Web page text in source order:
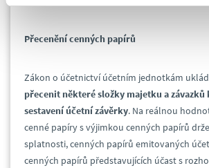
Přecenění cenných papírů
Zákon o účetnictví účetním jednotkám
přecenit některé složky majetku a závazků
sestavení účetní závěrky. Na reálnou
cenné papíry s výjimkou cenných papírů
splatnosti, cenných papírů emitovaných
cenných papírů představujících účast s